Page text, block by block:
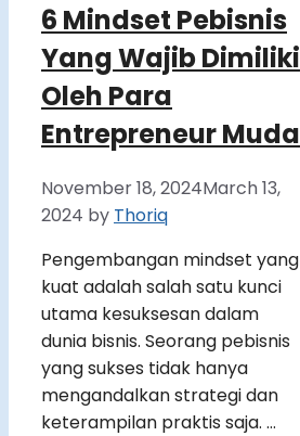
6 Mindset Pebisnis
Yang Wajib Dimiliki
Oleh Para
Entrepreneur Muda
November 18, 2024March 13,
2024 by Thoriq
Pengembangan mindset yang
kuat adalah salah satu kunci
utama kesuksesan dalam
dunia bisnis. Seorang pebisnis
yang sukses tidak hanya
mengandalkan strategi dan
keterampilan praktis saja. …